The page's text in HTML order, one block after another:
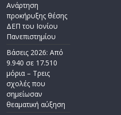
Ανάρτηση
προκήρυξης θέσης
ΔΕΠ του Ιονίου
Πανεπιστημίου
Βάσεις 2026: Από
9.940 σε 17.510
μόρια – Τρεις
σχολές που
σημείωσαν
θεαματική αύξηση